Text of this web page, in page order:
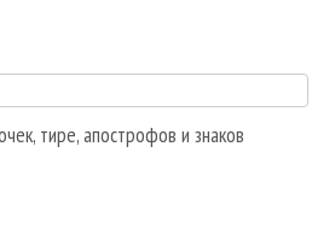
тире, апострофов и знаков